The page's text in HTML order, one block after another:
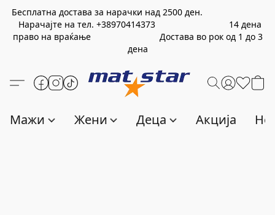
Бесплатна достава за нарачки над 2500 ден.
Нарачајте на тел. +38970414373 14 дена
право на враќање Достава во рок од 1 до 3
дена
Мажи Жени Деца Акција